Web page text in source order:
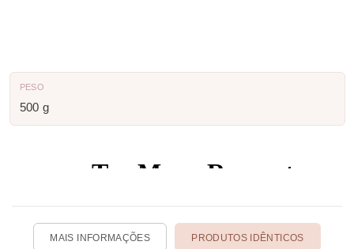
PESO
500 g
MAIS INFORMAÇÕES PRODUTOS IDÊNTICOS